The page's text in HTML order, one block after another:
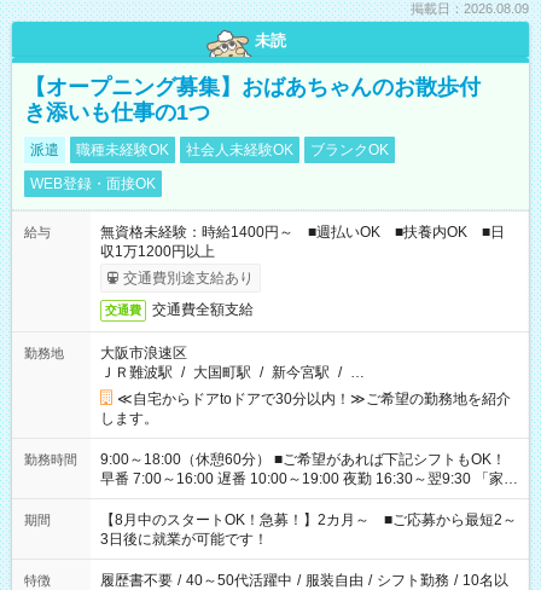
掲載日：2026.08.09
未読
【オープニング募集】おばあちゃんのお散歩付
き添いも仕事の1つ
派遣 職種未経験OK 社会人未経験OK
ブランクOK
WEB登録・面接OK
給与
無資格未経験：時給1400円～ ■週払いOK ■扶養内OK ■日
収1万1200円以上
交通費別途支給あり
交通費 交通費全額支給
勤務地
大阪市浪速区
ＪＲ難波駅 / 大国町駅 / 新今宮駅 / …
≪自宅からドアtoドアで30分以内！≫ご希望の勤務地を紹介
します。
勤務時間
9:00～18:00（休憩60分） ■ご希望があれば下記シフトもOK！
早番 7:00～16:00 遅番 10:00～19:00 夜勤 16:30～翌9:30 「家族
と休みを合わせたい」 「余裕を持って夕飯の準備がしたい」
「できれば残業はしたくない」 など、ご希望を教えてください
ね。 ※Wワーク希望の方へ 今ご覧のお仕事で希望する勤務時間
と、もう1つのお仕事の勤務時間。 合計で週40時間を超える場
合は応募できません。
期間
【8月中のスタートOK！急募！】2カ月～ ■ご応募から最短2～
3日後に就業が可能です！
特徴 履歴書不要 / 40～50代活躍中 / 服装自由 / シフト勤務 / 10名以